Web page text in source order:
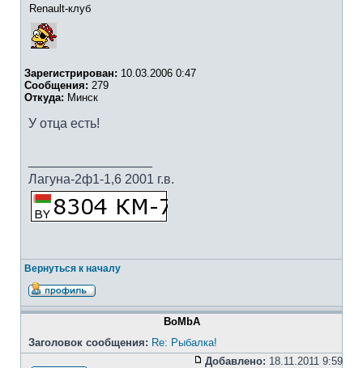
Renault-клуб
Зарегистрирован: 10.03.2006 0:47
Сообщения: 279
Откуда: Минск
У отца есть!
Лагуна-2ф1-1,6 2001 г.в.
Вернуться к началу
BoMbA
Заголовок сообщения: Re: Рыбалка!
Добавлено: 18.11.2011 9:59